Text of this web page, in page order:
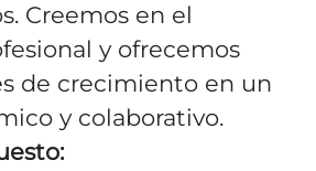
Creemos en el
y ofrecemos
de crecimiento en un
y colaborativo.